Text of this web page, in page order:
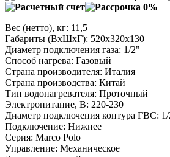
Вес (нетто), кг: 11,5
Габариты (ВхШхГ): 520х320х130
Диаметр подключения газа: 1/2"
Способ нагрева: Газовый
Страна производителя: Италия
Страна производства: Китай
Тип водонагревателя: Проточный
Электропитание, В: 220-230
Диаметр подключения контура ГВС:
Подключение: Нижнее
Серия: Marco Polo
Управление: Механическое